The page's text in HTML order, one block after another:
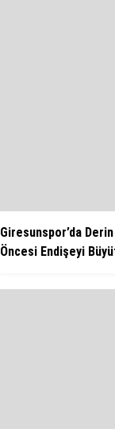
Giresunspor’da
Öncesi Endişeyi